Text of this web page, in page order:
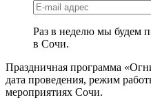
Раз в неделю мы будем
в Сочи.
Праздничная программа
дата проведения, режим
мероприятиях Сочи.